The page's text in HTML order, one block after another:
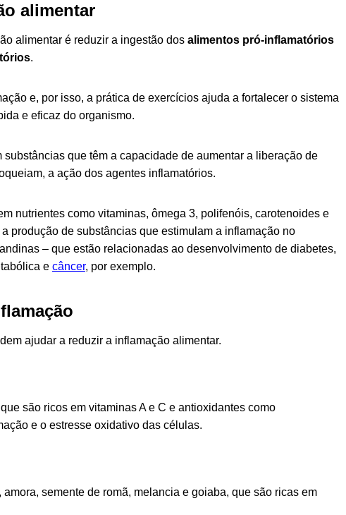
alimentar
alimentar é reduzir a ingestão dos alimentos pró-inflamatórios
.
e, por isso, a prática de exercícios ajuda a fortalecer o sistema
e eficaz do organismo.
que têm a capacidade de aumentar a liberação de
a ação dos agentes inflamatórios.
nutrientes como vitaminas, ômega 3, polifenóis, carotenoides e
produção de substâncias que estimulam a inflamação no
– que estão relacionadas ao desenvolvimento de diabetes,
e câncer, por exemplo.
ajudar a reduzir a inflamação alimentar.
são ricos em vitaminas A e C e antioxidantes como
e o estresse oxidativo das células.
semente de romã, melancia e goiaba, que são ricas em